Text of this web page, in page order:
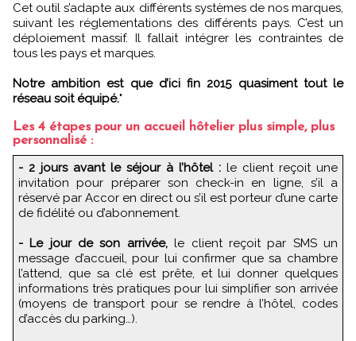
Cet outil s’adapte aux différents systèmes de nos marques,
suivant les réglementations des différents pays. C’est un
déploiement massif. Il fallait intégrer les contraintes de
tous les pays et marques.
Notre ambition est que d’ici fin 2015 quasiment tout le
réseau soit équipé."
Les 4 étapes pour un accueil hôtelier plus simple, plus
personnalisé :
- 2 jours avant le séjour à l’hôtel : le client reçoit une
invitation pour préparer son check-in en ligne, s’il a
réservé par Accor en direct ou s’il est porteur d’une carte
de fidélité ou d’abonnement.
- Le jour de son arrivée,le client reçoit par SMS un
message d’accueil, pour lui confirmer que sa chambre
l’attend, que sa clé est prête, et lui donner quelques
informations très pratiques pour lui simplifier son arrivée
(moyens de transport pour se rendre à l’hôtel, codes
d’accès du parking…).